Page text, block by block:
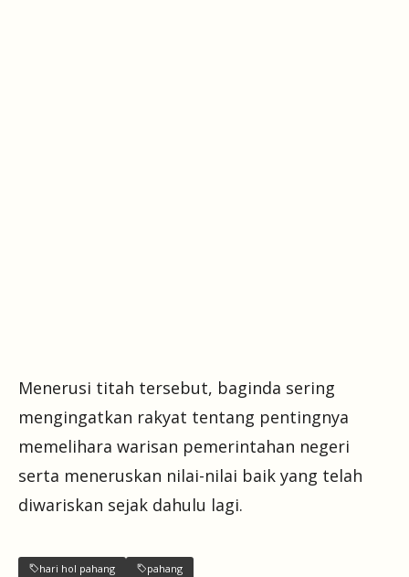
Menerusi titah tersebut, baginda sering
mengingatkan rakyat tentang pentingnya
memelihara warisan pemerintahan negeri
serta meneruskan nilai-nilai baik yang telah
diwariskan sejak dahulu lagi.
hari hol pahang pahang